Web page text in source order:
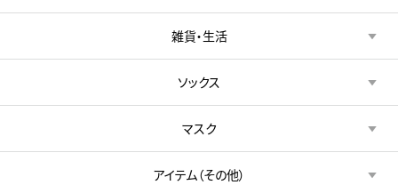
雑貨・生活
ソックス
マスク
アイテム（その他）